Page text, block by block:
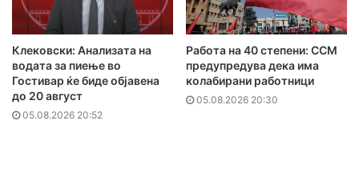
Клековски: Анализата на
водата за пиење во
Гостивар ќе биде објавена
до 20 август
05.08.2026 20:52
Работа на 40 степени: ССМ
предупредува дека има
колабирани работници
05.08.2026 20:30